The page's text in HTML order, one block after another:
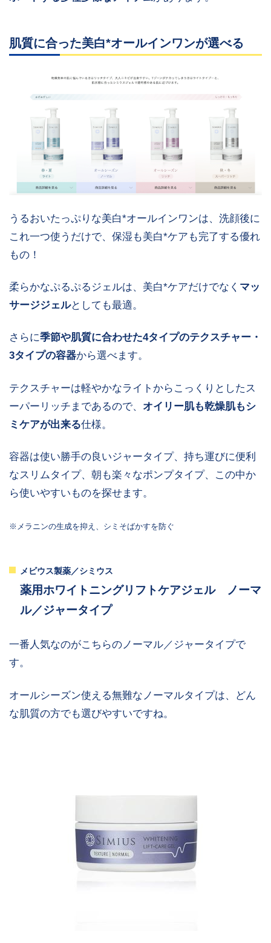
肌質に合った美白*オールインワンが選べる
うるおいたっぷりな美白*オールインワンは、洗顔後に
これ一つ使うだけで、保湿も美白*ケアも完了する優れ
もの！
柔らかなぷるぷるジェルは、美白*ケアだけでなく マッ
サージジェルとしても最適。
さらに季節や肌質に合わせた4タイプのテクスチャー・
3タイプの容器から選べます。
テクスチャーは軽やかなライトからこっくりとしたス
ーパーリッチまであるので、 オイリー肌も乾燥肌もシ
ミケアが出来る仕様。
容器は使い勝手の良いジャータイプ、持ち運びに便利
なスリムタイプ、朝も楽々なポンプタイプ、この中か
ら使いやすいものを探せます。
※メラニンの生成を抑え、シミそばかすを防ぐ
メビウス製薬／シミウス
薬用ホワイトニングリフトケアジェル ノーマ
ル／ジャータイプ
一番人気なのがこちらのノーマル／ジャータイプで
す。
オールシーズン使える無難なノーマルタイプは、どん
な肌質の方でも選びやすいですね。